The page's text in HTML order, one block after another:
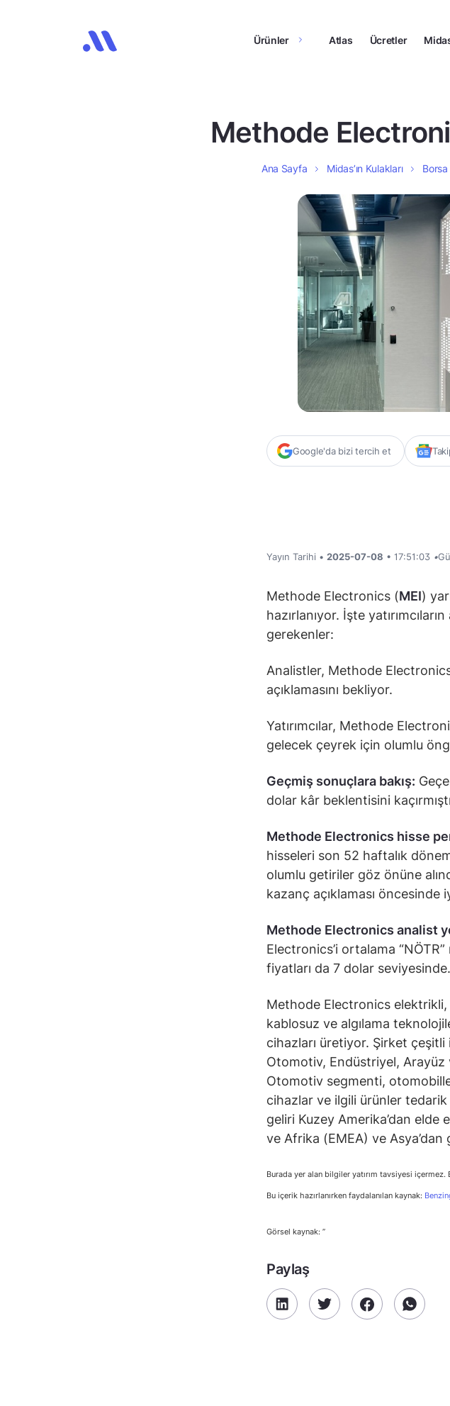
Ürünler Atlas Ücretler
Methode
Ana Sayfa Midas’ın Kulakları
Google'da bizi tercih et
Yayın Tarihi • 2025-07-08 • 17:51:03 •
Methode Electronics (MEI)
hazırlanıyor. İşte
gerekenler:
Analistler, Methode
açıklamasını bekliyor.
Yatırımcılar, Methode
gelecek çeyrek için olumlu
Geçmiş sonuçlara bakış:
dolar kâr beklentisini
Methode Electronics hisse
hisseleri son 52 haftalık
olumlu getiriler göz önüne
kazanç açıklaması
Methode Electronics analist
Electronics’i ortalama
fiyatları da 7 dolar seviyesinde.
Methode Electronics
kablosuz ve algılama
cihazları üretiyor. Şirket çeşitli
Otomotiv, Endüstriyel, Arayüz
Otomotiv segmenti,
cihazlar ve ilgili ürünler
geliri Kuzey Amerika’dan elde
ve Afrika (EMEA) ve Asya’dan
Burada yer alan bilgiler yatırım tavsiyesi içermez.
Bu içerik hazırlanırken faydalanılan kaynak:
Görsel kaynak: ”
Paylaş